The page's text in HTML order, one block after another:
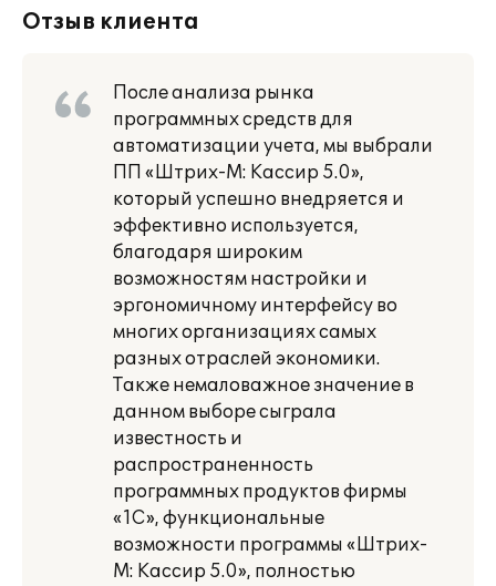
Отзыв клиента
После анализа рынка
программных средств для
автоматизации учета, мы выбрали
ПП «Штрих-М: Кассир 5.0»,
который успешно внедряется и
эффективно используется,
благодаря широким
возможностям настройки и
эргономичному интерфейсу во
многих организациях самых
разных отраслей экономики.
Также немаловажное значение в
данном выборе сыграла
известность и
распространенность
программных продуктов фирмы
«1С», функциональные
возможности программы «Штрих-
М: Кассир 5.0», полностью